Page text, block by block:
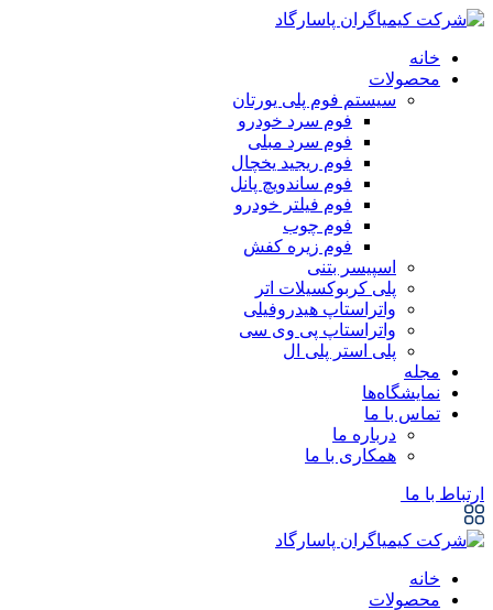
خانه
محصولات
سیستم فوم پلی یورتان
فوم سرد خودرو
فوم سرد مبلی
فوم ریجید یخچال
فوم ساندویچ پانل
فوم فیلتر خودرو
فوم چوب
فوم زیره کفش
اسپیسر بتنی
پلی کربوکسیلات اتر
واتراستاپ هیدروفیلی
واتراستاپ پی وی سی
پلی استر پلی ال
مجله
نمایشگاه‌ها
تماس با ما
درباره ما
همکاری با ما
ارتباط با ما
خانه
محصولات